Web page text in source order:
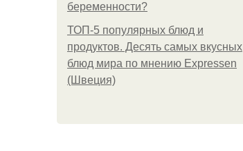
беременности?
ТОП-5 популярных блюд и
продуктов. Десять самых вкусных
блюд мира по мнению Expressen
(Швеция)